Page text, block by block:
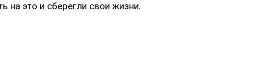
на это и сберегли свои жизни.